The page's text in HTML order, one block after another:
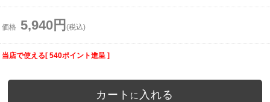
価格 5,940円 (税込)
当店で使える[ 540ポイント進呈 ]
カート に 入れる